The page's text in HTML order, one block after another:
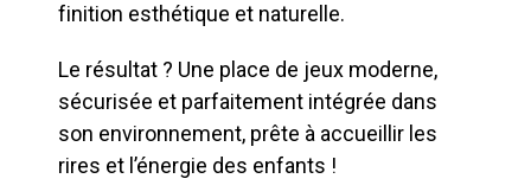
finition esthétique et naturelle.
Le résultat ? Une place de jeux moderne,
sécurisée et parfaitement intégrée dans
son environnement, prête à accueillir les
rires et l’énergie des enfants !